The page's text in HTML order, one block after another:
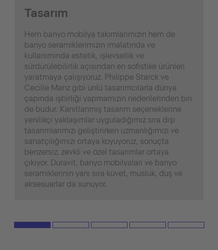
Tasarım
Hem banyo mobilya takımlarımızın hem de
banyo seramiklerimizin imalatında ve
kullanımında estetik, işlevsellik ve
sürdürülebilirlik açısından en sofistike ürünleri
yaratmaya çalışıyoruz. Philippe Starck ve
Cecilie Manz gibi ünlü tasarımcılarla dünya
çapında işbirliği yapmamızın nedenlerinden biri
de budur. Kanıtlanmış tasarım seçeneklerine
yenilikçi yaklaşımlar uyguladığımız sıra dışı
tasarımlarımızı geliştirirken uzmanlığımızı ve
sanatçılığımızı ortaya koyuyoruz, sonuçta
benzersiz, zevkli ve özel tasarımlar ortaya
çıkıyor. Duravit, banyo mobilyaları ve banyo
seramiklerinin yanı sıra küvet, musluk, duş ve
aksesuarlar da sunuyor.